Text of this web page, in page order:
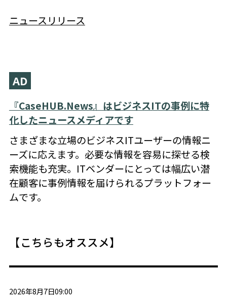
ニュースリリース
AD
『CaseHUB.News』はビジネスITの事例に特
化したニュースメディアです
さまざまな立場のビジネスITユーザーの情報ニ
ーズに応えます。必要な情報を容易に探せる検
索機能も充実。ITベンダーにとっては幅広い潜
在顧客に事例情報を届けられるプラットフォー
ムです。
【こちらもオススメ】
2026年8月7日09:00